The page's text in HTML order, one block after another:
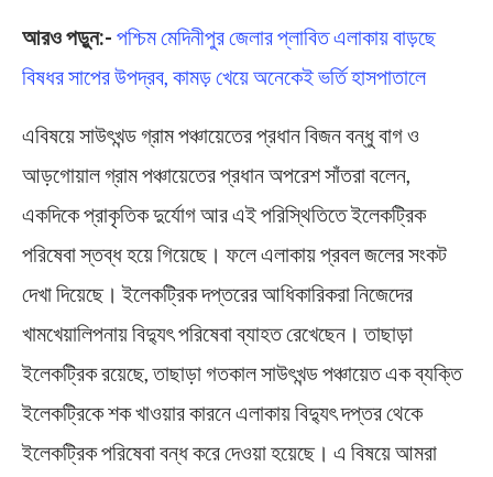
আরও পড়ুন:- পশ্চিম মেদিনীপুর জেলার প্লাবিত এলাকায় বাড়ছে
বিষধর সাপের উপদ্রব, কামড় খেয়ে অনেকেই ভর্তি হাসপাতালে
এবিষয়ে সাউৎখন্ড গ্রাম পঞ্চায়েতের প্রধান বিজন বন্ধু বাগ ও
আড়গোয়াল গ্রাম পঞ্চায়েতের প্রধান অপরেশ সাঁতরা বলেন,
একদিকে প্রাকৃতিক দুর্যোগ আর এই পরিস্থিতিতে ইলেকট্রিক
পরিষেবা স্তব্ধ হয়ে গিয়েছে। ফলে এলাকায় প্রবল জলের সংকট
দেখা দিয়েছে। ইলেকট্রিক দপ্তরের আধিকারিকরা নিজেদের
খামখেয়ালিপনায় বিদ্যুৎ পরিষেবা ব্যাহত রেখেছেন। তাছাড়া
ইলেকট্রিক রয়েছে, তাছাড়া গতকাল সাউৎখন্ড পঞ্চায়েত এক ব্যক্তি
ইলেকট্রিকে শক খাওয়ার কারনে এলাকায় বিদ্যুৎ দপ্তর থেকে
ইলেকট্রিক পরিষেবা বন্ধ করে দেওয়া হয়েছে। এ বিষয়ে আমরা